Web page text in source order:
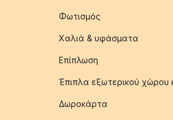
Φωτισμός
Χαλιά & υφάσματα
Επίπλωση
Έπιπλα εξωτερικού χώρου
Δωροκάρτα